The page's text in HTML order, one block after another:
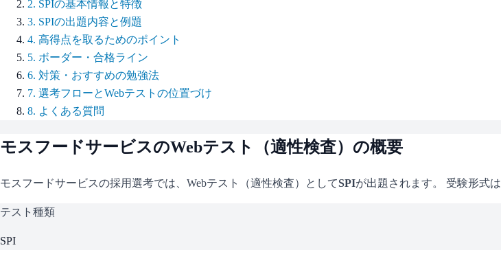
2. SPIの基本情報と特徴
3. SPIの出題内容と例題
4. 高得点を取るためのポイント
5. ボーダー・合格ライン
6. 対策・おすすめの勉強法
7. 選考フローとWebテストの位置づけ
8. よくある質問
モスフードサービスのWebテスト（適性検査）の概要
モスフードサービスの採用選考では、Webテスト（適性検査）としてSPIが出題されます。 受験形式は
テスト種類
SPI